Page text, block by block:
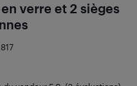
verre et 2 sièges